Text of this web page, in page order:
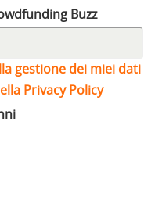
Buzz
gestione dei miei dati
Privacy Policy